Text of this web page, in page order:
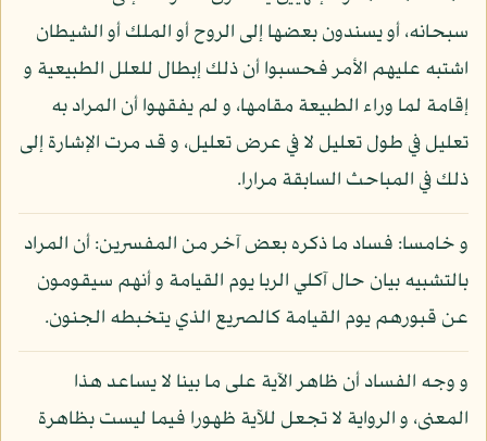
سبحانه، أو يسندون بعضها إلى الروح أو الملك أو الشيطان
اشتبه عليهم الأمر فحسبوا أن ذلك إبطال للعلل الطبيعية و
إقامة لما وراء الطبيعة مقامها، و لم يفقهوا أن المراد به
تعليل في طول تعليل لا في عرض تعليل، و قد مرت الإشارة إلى
ذلك في المباحث السابقة مرارا.
و خامسا: فساد ما ذكره بعض آخر من المفسرين: أن المراد
بالتشبيه بيان حال آكلي الربا يوم القيامة و أنهم سيقومون
عن قبورهم يوم القيامة كالصريع الذي يتخبطه الجنون.
و وجه الفساد أن ظاهر الآية على ما بينا لا يساعد هذا
المعنى، و الرواية لا تجعل للآية ظهورا فيما ليست بظاهرة